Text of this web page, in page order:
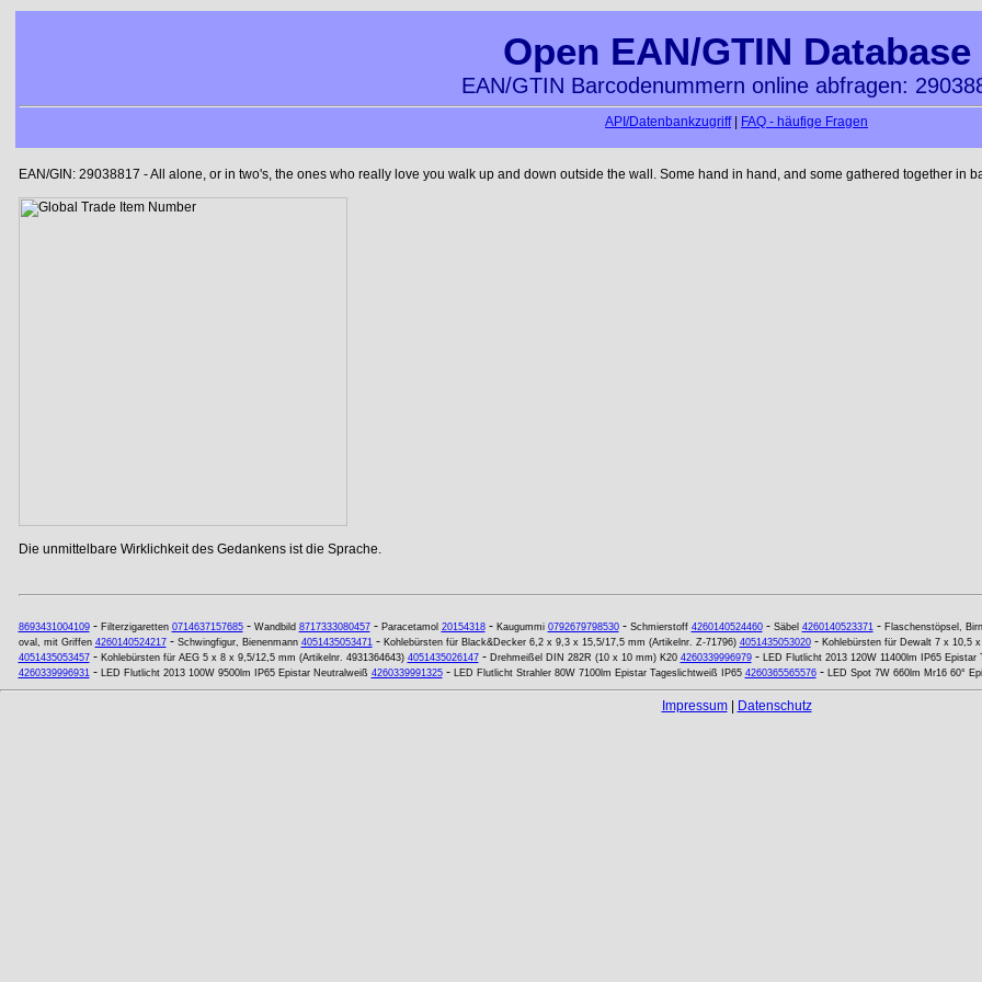
Open EAN/GTIN Database
EAN/GTIN Barcodenummern online abfragen:
API/Datenbankzugriff| FAQ - häufige Fragen
EAN/GIN: 29038817 - All alone, or in two's, the ones who really love you walk up and down outside the wall. Some hand in hand, and some gathered together in
Die unmittelbare Wirklichkeit des Gedankens ist die Sprache.
8693431004109- Filterzigaretten 0714637157685- Wandbild 8717333080457- Paracetamol 20154318- Kaugummi 0792679798530- Schmierstoff 4260140524460- Säbel 4260140523371- Flaschenstöpsel,
oval, mit Griffen 4260140524217- Schwingfigur, Bienenmann 4051435053471- Kohlebürsten für Black&Decker 6,2 x 9,3 x 15,5/17,5 mm (Artikelnr. Z-71796) 4051435053020- Kohlebürsten für Dewalt 7 x 10,5
4051435053457- Kohlebürsten für AEG 5 x 8 x 9,5/12,5 mm (Artikelnr. 4931364643) 4051435026147- Drehmeißel DIN 282R (10 x 10 mm) K20 4260339996979- LED Flutlicht 2013 120W 11400lm IP65 Epistar
4260339996931- LED Flutlicht 2013 100W 9500lm IP65 Epistar Neutralweiß 4260339991325- LED Flutlicht Strahler 80W 7100lm Epistar Tageslichtweiß IP65 4260365565576- LED Spot 7W 660lm Mr16 60°
Impressum| Datenschutz